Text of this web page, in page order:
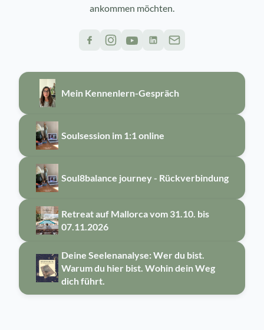
ankommen möchten.
Mein Kennenlern-Gespräch
Soulsession im 1:1 online
Soul8balance journey - Rückverbindung
Retreat auf Mallorca vom 31.10. bis
07.11.2026
Deine Seelenanalyse: Wer du bist.
Warum du hier bist. Wohin dein Weg
dich führt.